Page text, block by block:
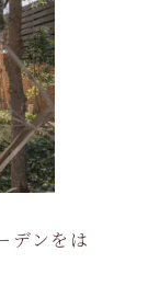
デンをは